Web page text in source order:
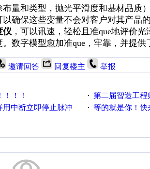
量和类型，抛光平滑度和基材品质
确保这些变量不会对客户对其产品
仪 ，可以讯速，轻松且准que地评价
数字模型愈加准que，牢靠，并提供
邀请回答 回复楼主 举报
！！ · 第二届智造工程师节
用中断立即停止脉冲 · 等的就是你！快来